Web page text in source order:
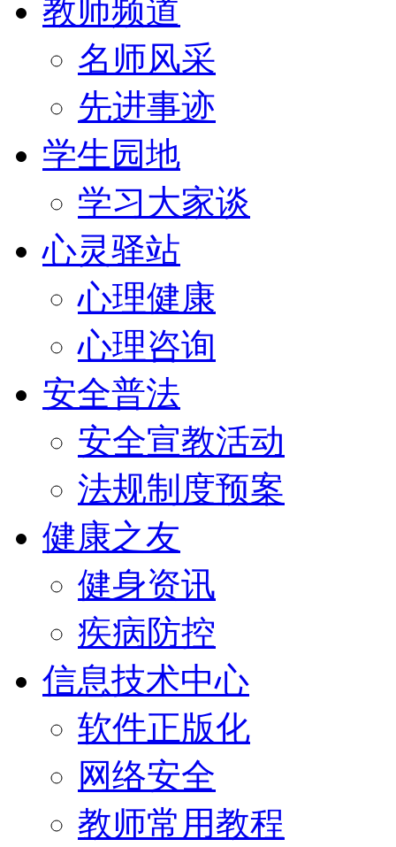
教师频道
名师风采
先进事迹
学生园地
学习大家谈
心灵驿站
心理健康
心理咨询
安全普法
安全宣教活动
法规制度预案
健康之友
健身资讯
疾病防控
信息技术中心
软件正版化
网络安全
教师常用教程